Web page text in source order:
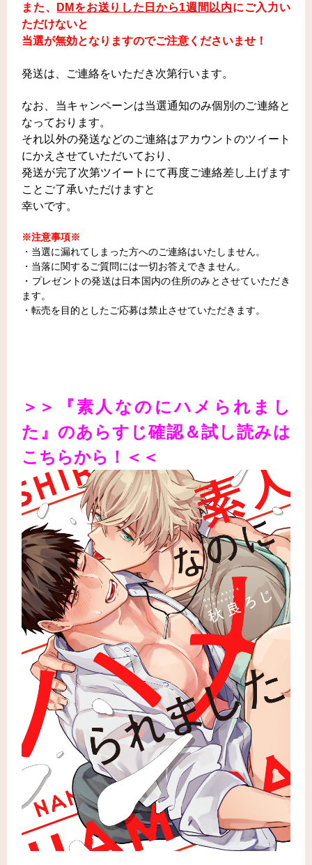
また、 DMをお送りした日から1週間以内にご入力い
ただけないと
当選が無効となりますのでご注意くださいませ！
発送は、ご連絡をいただき次第行います。
なお、当キャンペーンは当選通知のみ個別のご連絡と
なっております。
それ以外の発送などのご連絡はアカウントのツイート
にかえさせていただいており、
発送が完了次第ツイートにて再度ご連絡差し上げます
ことご了承いただけますと
幸いです。
※注意事項※
・当選に漏れてしまった方へのご連絡はいたしません。
・当落に関するご質問には一切お答えできません。
・プレゼントの発送は日本国内の住所のみとさせていただき
ます。
・転売を目的としたご応募は禁止させていただきます。
＞＞『素人なのにハメられまし
た』のあらすじ確認＆試し読みは
こちらから！＜＜